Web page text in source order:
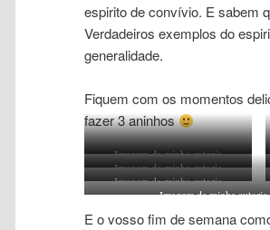
espirito de convívio. E sabem
Verdadeiros exemplos do
generalidade.
Fiquem com os momentos
fazer 3 aninhos
Imagem da minha autoria
Imagem da minha autoria
Imagem da minha autoria
Imagem da minha autoria
E o vosso fim de semana